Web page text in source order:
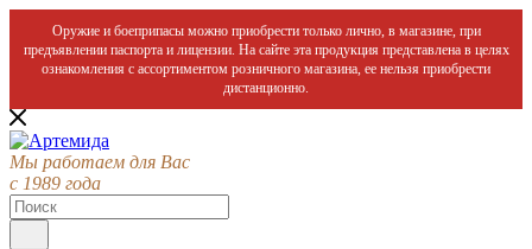
Оружие и боеприпасы можно приобрести только лично, в магазине, при
предъявлении паспорта и лицензии. На сайте эта продукция представлена в целях
ознакомления с ассортиментом розничного магазина, ее нельзя приобрести
дистанционно.
Мы работаем для Вас
с 1989 года